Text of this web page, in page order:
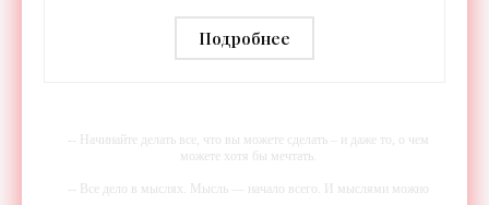
тренировки - «Гаджеты»
Подробнее
-- Начинайте делать все, что вы можете сделать – и даже то, о чем
можете хотя бы мечтать.
-- Все дело в мыслях. Мысль — начало всего. И мыслями можно